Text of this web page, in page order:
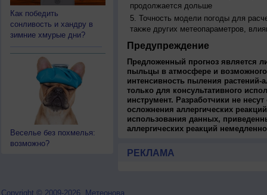
Как победить
сонливость и хандру в
зимние хмурые дни?
Веселье без похмелья:
возможно?
продолжается дольше
Точность модели погоды для
также других метеопараметров,
Предупреждение
Предложенный прогноз является
пыльцы в атмосфере и
интенсивность пыления растений-
только для консультативного
инструмент. Разработчики не
осложнения аллергических
использования данных,
аллергических реакций
РЕКЛАМА
Copyright © 2009-2026, Метеонова